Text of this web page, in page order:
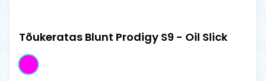
Tõukeratas Blunt Prodigy S9 - Oil Slick